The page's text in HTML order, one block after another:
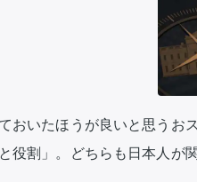
おいたほうが良いと思うお
役割」。どちらも日本人が